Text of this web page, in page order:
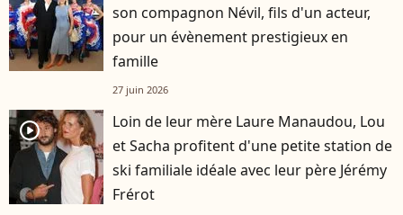
son compagnon Névil, fils d'un acteur,
pour un évènement prestigieux en
famille
27 juin 2026
player2
Loin de leur mère Laure Manaudou, Lou
et Sacha profitent d'une petite station de
ski familiale idéale avec leur père Jérémy
Frérot